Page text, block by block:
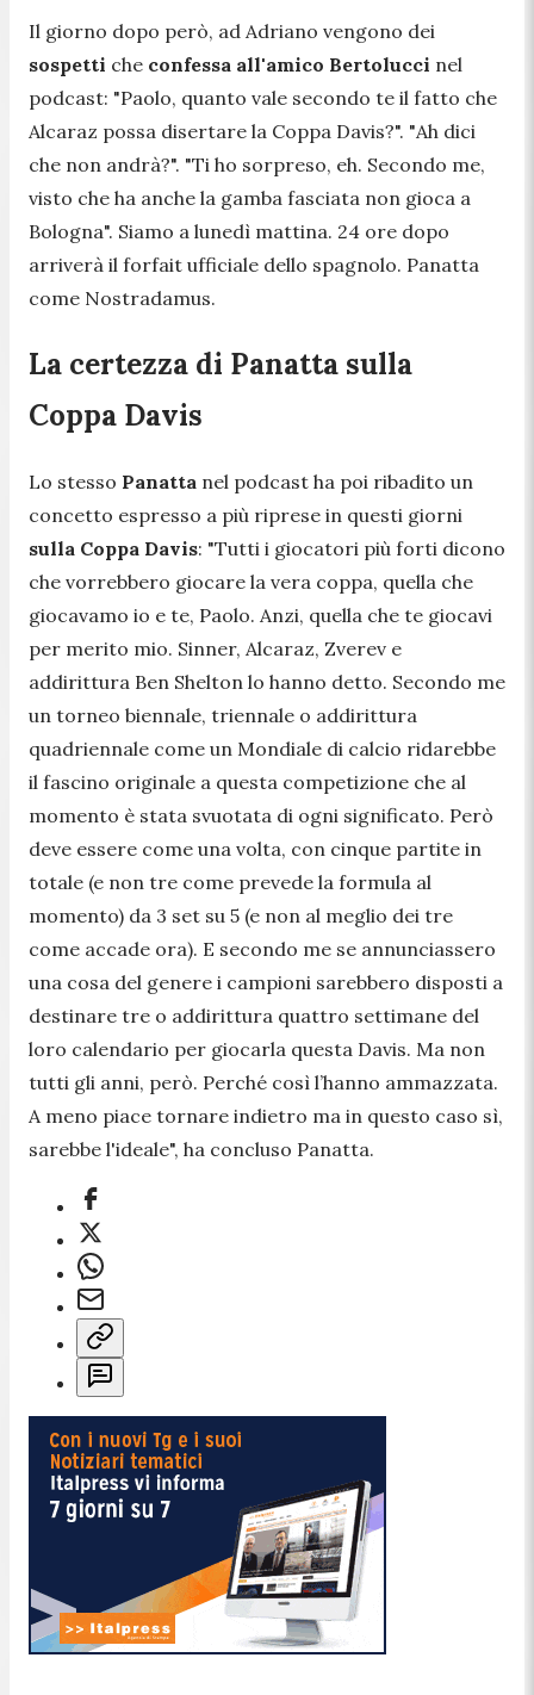
Il giorno dopo però, ad Adriano vengono dei
sospetti che confessa all'amico Bertolucci nel
podcast: "Paolo, quanto vale secondo te il fatto che
Alcaraz possa disertare la Coppa Davis?". "Ah dici
che non andrà?". "Ti ho sorpreso, eh. Secondo me,
visto che ha anche la gamba fasciata non gioca a
Bologna". Siamo a lunedì mattina. 24 ore dopo
arriverà il forfait ufficiale dello spagnolo. Panatta
come Nostradamus.
La certezza di Panatta sulla
Coppa Davis
Lo stesso Panatta nel podcast ha poi ribadito un
concetto espresso a più riprese in questi giorni
sulla Coppa Davis: "Tutti i giocatori più forti dicono
che vorrebbero giocare la vera coppa, quella che
giocavamo io e te, Paolo. Anzi, quella che te giocavi
per merito mio. Sinner, Alcaraz, Zverev e
addirittura Ben Shelton lo hanno detto. Secondo me
un torneo biennale, triennale o addirittura
quadriennale come un Mondiale di calcio ridarebbe
il fascino originale a questa competizione che al
momento è stata svuotata di ogni significato. Però
deve essere come una volta, con cinque partite in
totale (e non tre come prevede la formula al
momento) da 3 set su 5 (e non al meglio dei tre
come accade ora). E secondo me se annunciassero
una cosa del genere i campioni sarebbero disposti a
destinare tre o addirittura quattro settimane del
loro calendario per giocarla questa Davis. Ma non
tutti gli anni, però. Perché così l’hanno ammazzata.
A meno piace tornare indietro ma in questo caso sì,
sarebbe l'ideale", ha concluso Panatta.